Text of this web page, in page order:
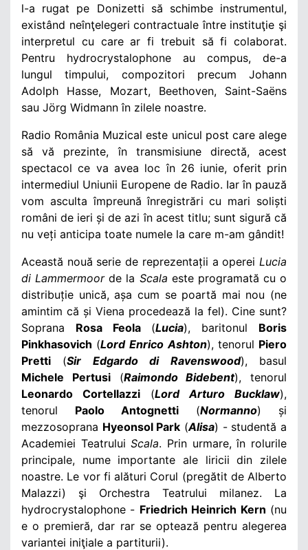
l-a rugat pe Donizetti să schimbe instrumentul,
existând neînţelegeri contractuale între instituţie şi
interpretul cu care ar fi trebuit să fi colaborat.
Pentru hydrocrystalophone au compus, de-a
lungul timpului, compozitori precum Johann
Adolph Hasse, Mozart, Beethoven, Saint-Saëns
sau Jörg Widmann în zilele noastre.
Radio România Muzical este unicul post care alege
să vă prezinte, în transmisiune directă, acest
spectacol ce va avea loc în 26 iunie, oferit prin
intermediul Uniunii Europene de Radio. Iar în pauză
vom asculta împreună înregistrări cu mari soliști
români de ieri și de azi în acest titlu; sunt sigură că
nu veți anticipa toate numele la care m-am gândit!
Această nouă serie de reprezentații a operei Lucia
di Lammermoorde la Scala este programată cu o
distribuție unică, așa cum se poartă mai nou (ne
amintim că și Viena procedează la fel). Cine sunt?
Soprana Rosa Feola(Lucia), baritonul Boris
Pinkhasovich (Lord Enrico Ashton), tenorul Piero
Pretti (Sir Edgardo di Ravenswood), basul
Michele Pertusi(Raimondo Bidebent), tenorul
Leonardo Cortellazzi (Lord Arturo Bucklaw),
tenorul Paolo Antognetti (Normanno) și
mezzosoprana Hyeonsol Park (Alisa) - studentă a
Academiei TeatruluiScala. Prin urmare, în rolurile
principale, nume importante ale liricii din zilele
noastre. Le vor fi alături Corul (pregătit de Alberto
Malazzi) şi Orchestra Teatrului milanez. La
hydrocrystalophone - Friedrich Heinrich Kern (nu
e o premieră, dar rar se optează pentru alegerea
variantei iniţiale a partiturii).